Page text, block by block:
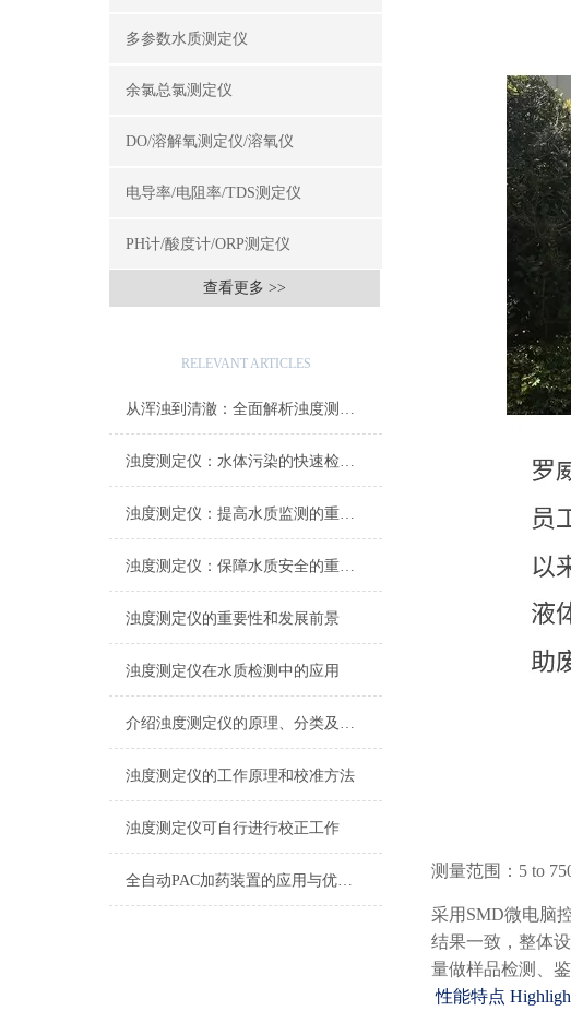
多参数水质测定仪
余氯总氯测定仪
DO/溶解氧测定仪/溶氧仪
电导率/电阻率/TDS测定仪
PH计/酸度计/ORP测定仪
查看更多 >>
RELEVANT ARTICLES
从浑浊到清澈：全面解析浊度测定仪在水质监测中的关键角色
浊度测定仪：水体污染的快速检测仪器
浊度测定仪：提高水质监测的重要工具
浊度测定仪：保障水质安全的重要设备
浊度测定仪的重要性和发展前景
浊度测定仪在水质检测中的应用
介绍浊度测定仪的原理、分类及应用
浊度测定仪的工作原理和校准方法
浊度测定仪可自行进行校正工作
全自动PAC加药装置的应用与优势分析
测量范围 ：5 to
采用SMD微电脑
结果一致，整体
量做样品检测、鉴
性能特点